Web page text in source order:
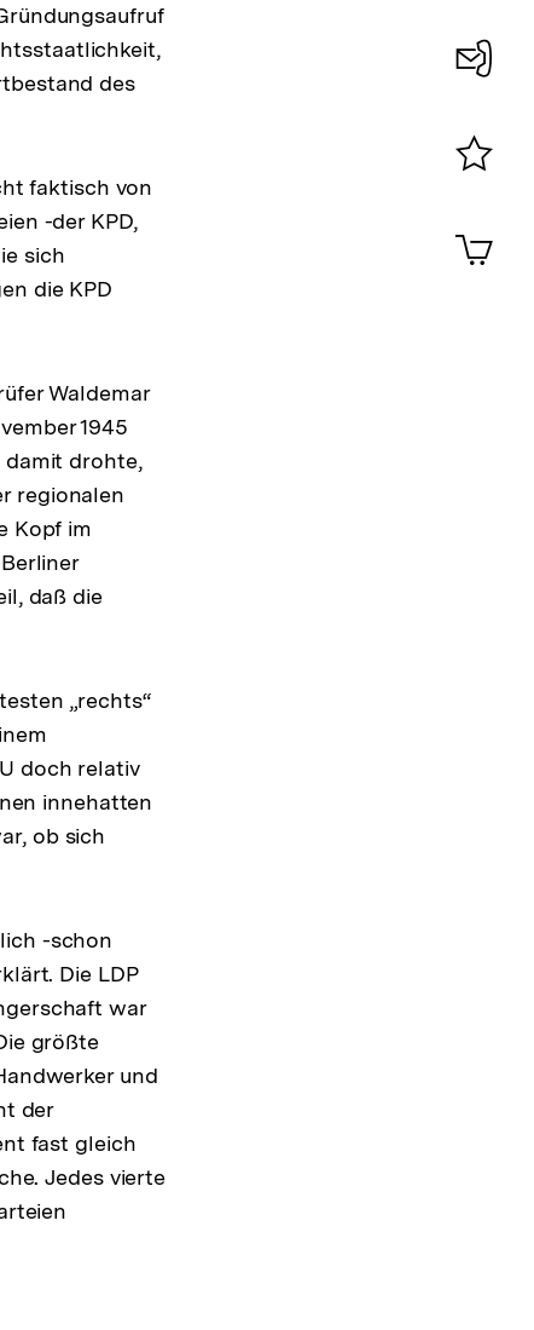
Zur
des
faktisch von
-der KPD,
sich
die KPD
Waldemar
1945
damit drohte,
regionalen
Kopf im
daß die
„rechts“
doch relativ
innehatten
ob sich
-schon
Die LDP
war
größte
und
der
fast gleich
Jedes vierte